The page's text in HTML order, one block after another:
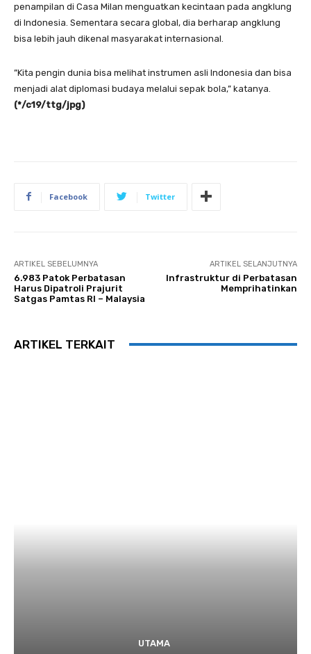
penampilan di Casa Milan menguatkan kecintaan pada angklung
di Indonesia. Sementara secara global, dia berharap angklung
bisa lebih jauh dikenal masyarakat internasional.
”Kita pengin dunia bisa melihat instrumen asli Indonesia dan bisa
menjadi alat diplomasi budaya melalui sepak bola,” katanya.
(*/c19/ttg/jpg)
Facebook Twitter
ARTIKEL SEBELUMNYA
6.983 Patok Perbatasan
Harus Dipatroli Prajurit
Satgas Pamtas RI – Malaysia
ARTIKEL SELANJUTNYA
Infrastruktur di Perbatasan
Memprihatinkan
ARTIKEL TERKAIT
UTAMA